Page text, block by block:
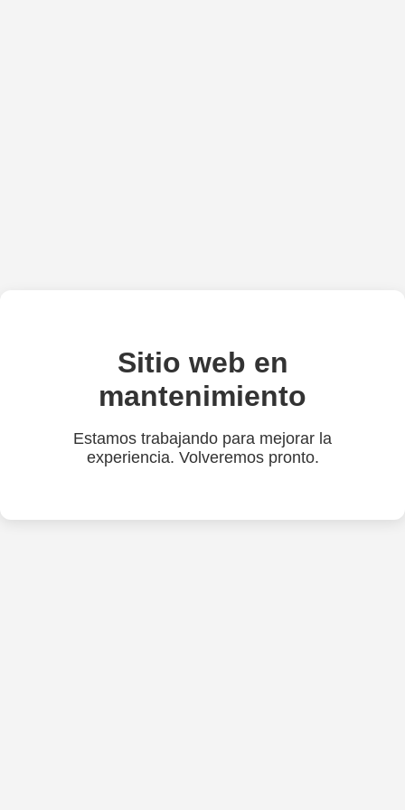
Sitio web en
mantenimiento
Estamos trabajando para mejorar la
experiencia. Volveremos pronto.